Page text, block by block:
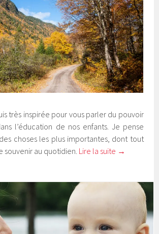
très inspirée pour vous parler du pouvoir
l’éducation de nos enfants. Je pense
choses les plus importantes, dont tout
souvenir au quotidien. Lire la suite →